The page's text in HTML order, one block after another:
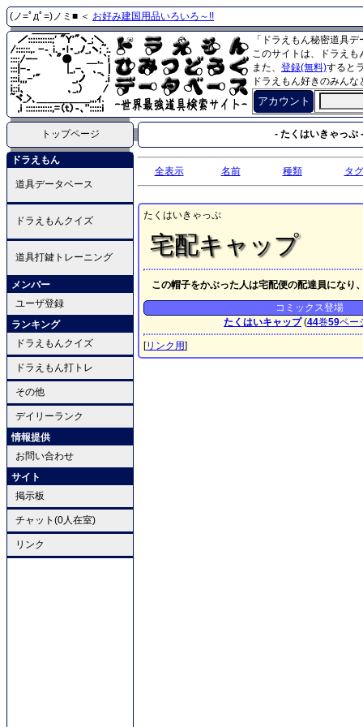
(ノ=ﾟдﾟ=)ノミ■ ＜ お好み建国用品いろいろ～!!
「ドラえもん秘密道具
このサイトは、ドラえ
また、 登録(無料)すると
ドラえもん好きのみん
アカウント
トップページ - たくはいきゃっぷ -
ドラえもん
道具データベース
ドラえもんクイズ
道具打鍵トレーニング
メンバー
ユーザ登録
ランキング
ドラえもんクイズ
ドラえもん打トレ
その他
デイリーランク
情報提供
お問い合わせ
サイト
掲示板
チャット(0人在室)
リンク
全表示 名前 種類 タグ
たくはいきゃっぷ
宅配キャップ
この帽子をかぶった人は宅配便の配達員になり
コミックス登場
たくはいキャップ(44巻59ペー
[リンク用]